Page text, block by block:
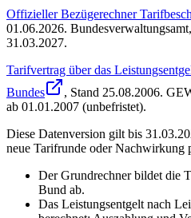
Offizieller Bezügerechner
01.06.2026. Bundesverwaltungsamt,
31.03.2027.
Tarifvertrag über das
Bundes
, Stand 25.08.2006.
ab 01.01.2007 (unbefristet).
Diese Datenversion gilt bis
neue Tarifrunde oder Nachwirkung
Der Grundrechner bildet die
Bund ab.
Das Leistungsentgelt nach